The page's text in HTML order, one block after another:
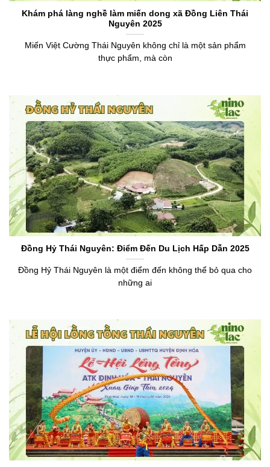
Khám phá làng nghề làm miến dong xã Đồng Liên Thái
Nguyên 2025
Miến Việt Cường Thái Nguyên không chỉ là một sản phẩm
thực phẩm, mà còn
Đồng Hỷ Thái Nguyên: Điểm Đến Du Lịch Hấp Dẫn 2025
Đồng Hỷ Thái Nguyên là một điểm đến không thể bỏ qua cho
những ai